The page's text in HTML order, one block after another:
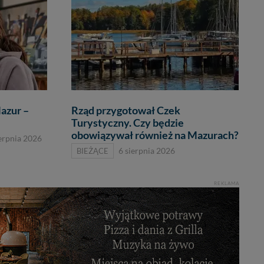
–
2026
Rząd przygotował Czek
Turystyczny. Czy będzie
obowiązywał również na Mazurach?
BIEŻĄCE 6 sierpnia 2026
REKLAMA